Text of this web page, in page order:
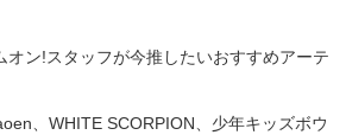
オン!スタッフが今推したいおすすめアーテ
、WHITE SCORPION、少年キッズボウ